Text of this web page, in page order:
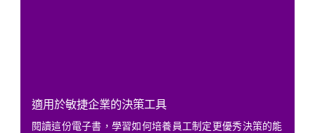
適用於敏捷企業的決策工具
閱讀這份電子書，學習如何培養員工制定更優秀決策的能